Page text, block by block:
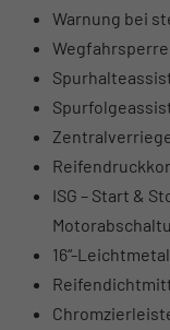
Warnung bei
Wegfahrsperre
ISG – Start &
16“-